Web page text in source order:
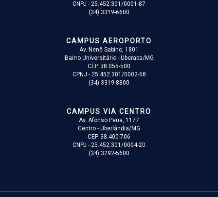
CNPJ - 25.452.301/0001-87
(34) 3319-6600
CAMPUS AEROPORTO
Av. Nenê Sabino, 1801
Bairro Universitário - Uberaba/MG
CEP. 38.055-500
CPNJ - 25.452.301/0002-68
(34) 3319-8800
CAMPUS VIA CENTRO
Av. Afonso Pena, 1177
Centro - Uberlândia/MG
CEP. 38.400-706
CNPJ - 25.452.301/0004-20
(34) 3292-5600